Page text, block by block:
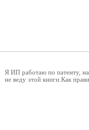
Я ИП работаю по патенту,
не веду этой книги.Как